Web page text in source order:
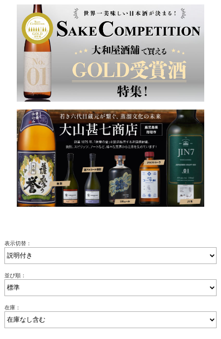
表示切替：
並び順：
在庫：